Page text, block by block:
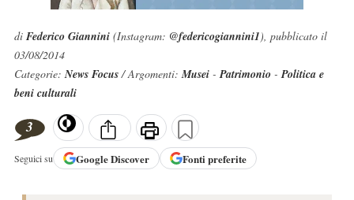
di Federico Giannini(Instagram: @federicogiannini1), pubblicato il
03/08/2014
Categorie:News Focus/ Argomenti:Musei-Patrimonio -Politica e
beni culturali
3
Seguici su GoogleDiscover Fonti preferite